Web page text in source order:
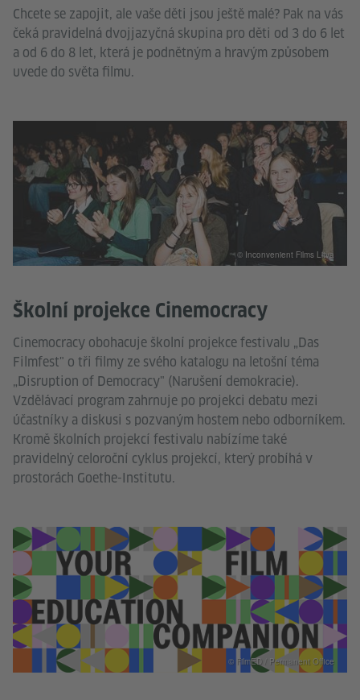
Chcete se zapojit, ale vaše děti jsou ještě malé? Pak na vás
čeká pravidelná dvojjazyčná skupina pro děti od 3 do 6 let
a od 6 do 8 let, která je podnětným a hravým způsobem
uvede do světa filmu.
Školní projekce Cinemocracy
Cinemocracy obohacuje školní projekce festivalu „Das
Filmfest" o tři filmy ze svého katalogu na letošní téma
„Disruption of Democracy" (Narušení demokracie).
Vzdělávací program zahrnuje po projekci debatu mezi
účastníky a diskusi s pozvaným hostem nebo odborníkem.
Kromě školních projekcí festivalu nabízíme také
pravidelný celoroční cyklus projekcí, který probíhá v
prostorách Goethe-Institutu.
© Inconvenient Films Litva
© FilmED / Permanent Office